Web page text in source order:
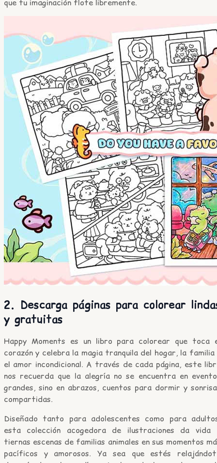
que tu imaginación flote libremente.
2. Descarga páginas para colorear
y gratuitas
Happy Moments es un libro para colorear que toca
corazón y celebra la magia tranquila del hogar, la familia
el amor incondicional. A través de cada página, este
nos recuerda que la alegría no se encuentra en
grandes, sino en abrazos, cuentos para dormir y
compartidas.
Diseñado tanto para adolescentes como para
esta colección acogedora de ilustraciones da vida
tiernas escenas de familias animales en sus momentos
pacíficos y amorosos. Ya sea que estés